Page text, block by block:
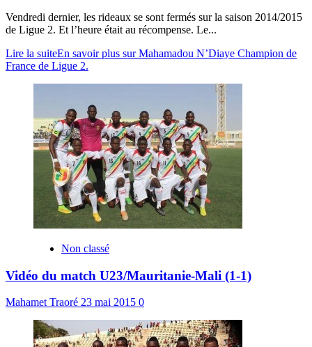
Vendredi dernier, les rideaux se sont fermés sur la saison 2014/2015
de Ligue 2. Et l’heure était au récompense. Le...
Lire la suiteEn savoir plus sur Mahamadou N’Diaye Champion de
France de Ligue 2.
Non classé
Vidéo du match U23/Mauritanie-Mali (1-1)
Mahamet Traoré 23 mai 2015 0